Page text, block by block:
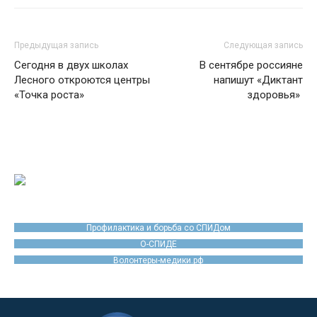
Предыдущая запись
Сегодня в двух школах
Лесного откроются центры
«Точка роста»
Следующая запись
В сентябре россияне
напишут «Диктант
здоровья»
Профилактика и борьба со СПИДом
О-СПИДЕ
Волонтеры-медики.рф